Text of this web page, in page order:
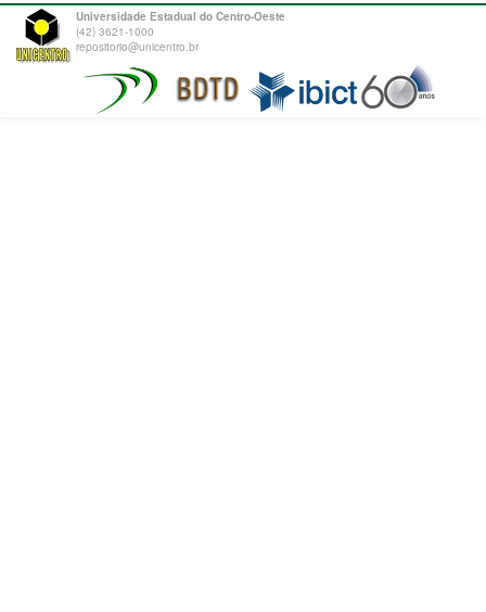
Universidade Estadual do Centro-Oeste
(42) 3621-1000
repositorio@unicentro.br